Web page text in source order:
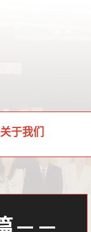
关于我们
——